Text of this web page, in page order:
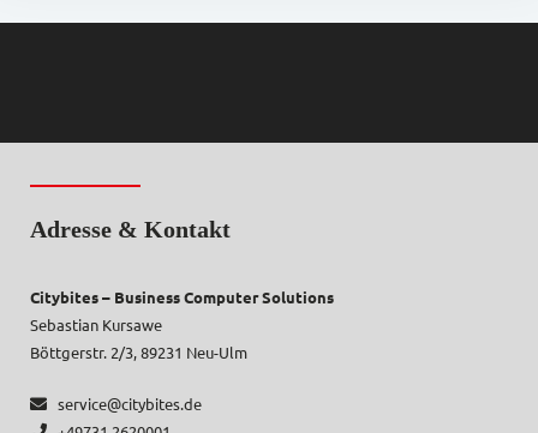
Adresse & Kontakt
Citybites – Business Computer Solutions
Sebastian Kursawe
Böttgerstr. 2/3, 89231 Neu-Ulm
service@citybites.de